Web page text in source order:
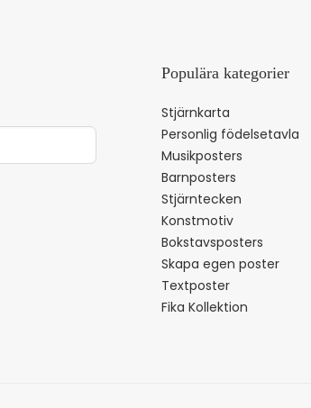
Populära kategorier
Stjärnkarta
Personlig födelsetavla
Musikposters
Barnposters
Stjärntecken
Konstmotiv
Bokstavsposters
Skapa egen poster
Textposter
Fika Kollektion